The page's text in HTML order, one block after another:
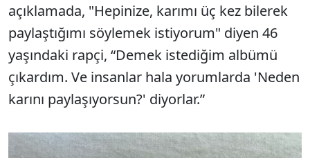
açıklamada, "Hepinize, karımı üç kez bilerek
paylaştığımı söylemek istiyorum" diyen 46
yaşındaki rapçi, “Demek istediğim albümü
çıkardım. Ve insanlar hala yorumlarda 'Neden
karını paylaşıyorsun?' diyorlar.”